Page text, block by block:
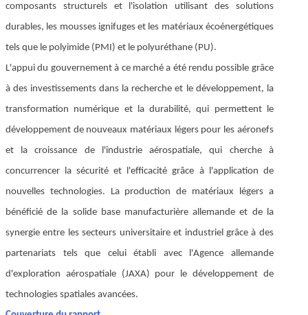
composants structurels et l'isolation utilisant des solutions
durables, les mousses ignifuges et les matériaux écoénergétiques
tels que le polyimide (PMI) et le polyuréthane (PU).
L'appui du gouvernement à ce marché a été rendu possible grâce
à des investissements dans la recherche et le développement, la
transformation numérique et la durabilité, qui permettent le
développement de nouveaux matériaux légers pour les aéronefs
et la croissance de l'industrie aérospatiale, qui cherche à
concurrencer la sécurité et l'efficacité grâce à l'application de
nouvelles technologies. La production de matériaux légers a
bénéficié de la solide base manufacturière allemande et de la
synergie entre les secteurs universitaire et industriel grâce à des
partenariats tels que celui établi avec l'Agence allemande
d'exploration aérospatiale (JAXA) pour le développement de
technologies spatiales avancées.